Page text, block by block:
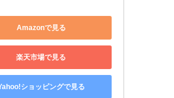
Amazonで見る
楽天市場で見る
ショッピングで見る